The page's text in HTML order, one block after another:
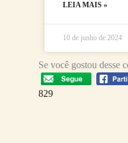
LEIA MAIS »
10 de junho de 2024
Se você gostou desse
829